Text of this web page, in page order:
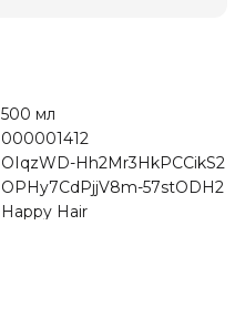
500 мл
000001412
OIqzWD-Hh2Mr3HkPCCikS2
OPHy7CdPjjV8m-57stODH2
Happy Hair